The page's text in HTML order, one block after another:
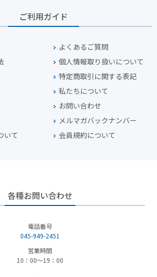
ご利用ガイド
よくあるご質問
個人情報取り扱いについて
特定商取引に関する表記
私たちについて
お問い合わせ
メルマガバックナンバー
いて
会員規約について
各種お問い合わせ
電話番号
045-949-2451
営業時間
10：00～19：00